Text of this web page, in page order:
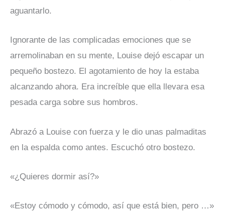
aguantarlo.
Ignorante de las complicadas emociones que se
arremolinaban en su mente, Louise dejó escapar un
pequeño bostezo. El agotamiento de hoy la estaba
alcanzando ahora. Era increíble que ella llevara esa
pesada carga sobre sus hombros.
Abrazó a Louise con fuerza y ​​le dio unas palmaditas
en la espalda como antes. Escuchó otro bostezo.
«¿Quieres dormir así?»
«Estoy cómodo y cómodo, así que está bien, pero …»